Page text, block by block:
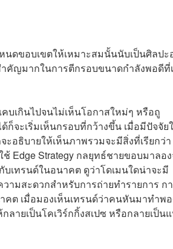
ดขอบเขตให้เหมาะสมนั้นนับเป็นศิลปะ
ำคัญมากในการตีกรอบขนาดกำลังพอดีที่
บเกินไปจนไม่เห็นโอกาสใหม่ๆ หรือถู
จะเริ่มเห็นกรอบที่กว้างขึ้น เมื่อมีปัจจัย
อธิบายให้เห็นภาพรวมจะมีสิ่งที่เรียกว่า
ช้ Edge Strategy กลยุทธ์ชายขอบมาลอ
เทรนด์ในอนาคต ดูว่าโดเมนใดน่าจะมี
ามสะดวกสำหรับการถ่ายทำรายการ ก
คต เมื่อมองเห็นเทรนด์ว่าคนหันมาทำพ
ยเป็นโคเวิร์กกิ้งสเปซ หรือกลายเป็น